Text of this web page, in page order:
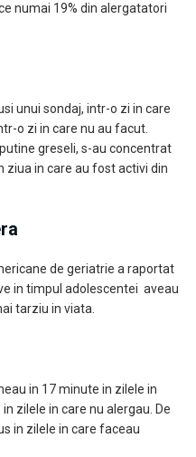
numai 19% din alergatatori
unui sondaj, intr-o zi in care
o zi in care nu au facut.
greseli, s-au concentrat
ziua in care au fost activi din
de geriatrie a raportat
in timpul adolescentei aveau
tarziu in viata.
in 17 minute in zilele in
zilele in care nu alergau. De
in zilele in care faceau